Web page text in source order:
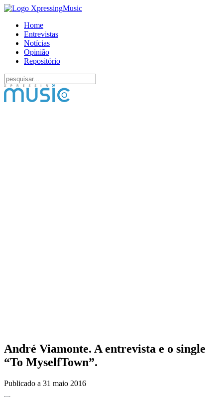
Home
Entrevistas
Notícias
Opinião
Repositório
André Viamonte. A entrevista e o single
“To MyselfTown”.
Publicado a 31 maio 2016